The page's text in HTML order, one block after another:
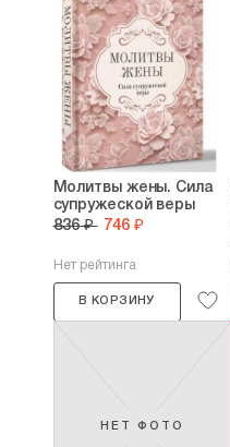
Молитвы жены. Сила
супружеской веры
836 ₽ 746 ₽
Нет рейтинга
В КОРЗИНУ
НЕТ ФОТО